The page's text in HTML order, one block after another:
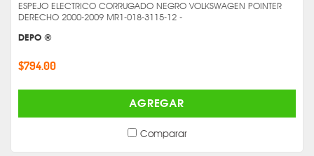
ESPEJO ELECTRICO CORRUGADO NEGRO VOLKSWAGEN POINTER
DERECHO 2000-2009 MR1-018-3115-12 -
DEPO ®
$794.00
AGREGAR
Comparar